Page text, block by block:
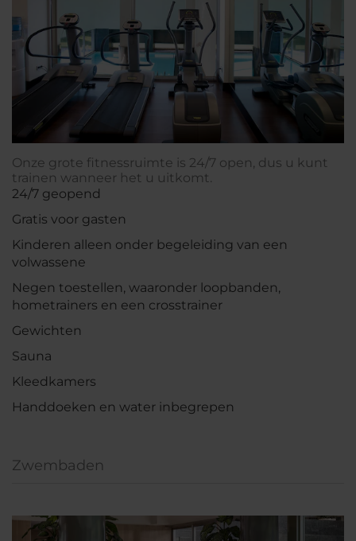
Onze grote fitnessruimte is 24/7 open, dus u kunt
trainen wanneer het u uitkomt.
24/7 geopend
Gratis voor gasten
Kinderen alleen onder begeleiding van een
volwassene
Negen toestellen, waaronder loopbanden,
hometrainers en een crosstrainer
Gewichten
Sauna
Kleedkamers
Handdoeken en water inbegrepen
Zwembaden